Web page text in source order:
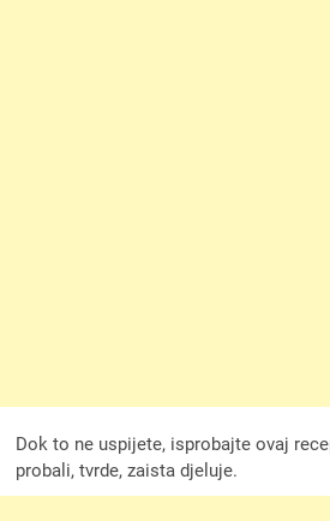
Dok to ne uspijete, isprobajte ovaj
probali, tvrde, zaista djeluje.